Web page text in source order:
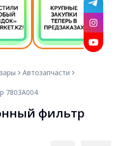
Автозапчасти
7803A004
фильтр